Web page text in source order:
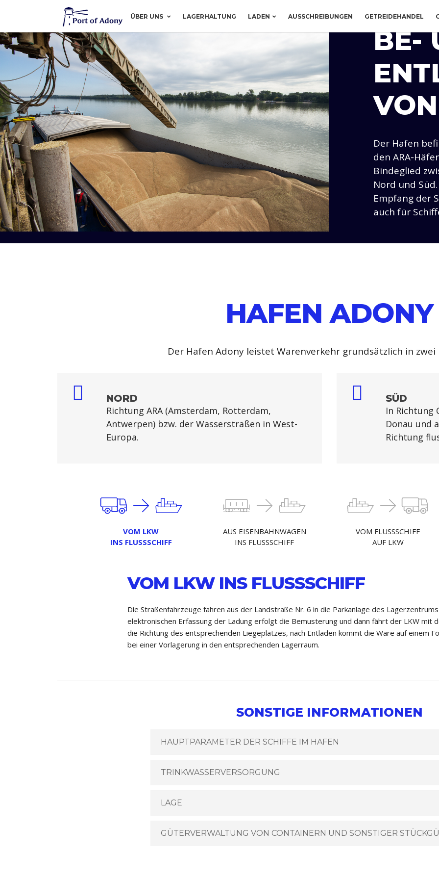
ÜBER UNS LAGERHALTUNG LADEN AUSSCHREIBUNGEN GETREIDEHANDEL
BE-
Der Hafen
den ARA-
Bindeglied
Nord und
Empfang der
auch für
HAFEN ADONY
Der Hafen Adony leistet Warenverkehr grundsätzlich in zwei
NORD
Richtung ARA (Amsterdam, Rotterdam,
Antwerpen) bzw. der Wasserstraßen in West-
Europa.
SÜD
In Richtung
Donau und
Richtung
VOM LKW
INS FLUSSSCHIFF
AUS EISENBAHNWAGEN
INS FLUSSSCHIFF
VOM FLUSSSCHIFF
AUF LKW
VOM LKW INS FLUSSSCHIFF
Die Straßenfahrzeuge fahren aus der Landstraße Nr. 6 in die Parkanlage des
elektronischen Erfassung der Ladung erfolgt die Bemusterung und dann fährt der LKW mit
die Richtung des entsprechenden Liegeplatzes, nach Entladen kommt die Ware auf einem
bei einer Vorlagerung in den entsprechenden Lagerraum.
SONSTIGE INFORMATIONEN
HAUPTPARAMETER DER SCHIFFE IM HAFEN
TRINKWASSERVERSORGUNG
LAGE
GÜTERVERWALTUNG VON CONTAINERN UND SONSTIGER